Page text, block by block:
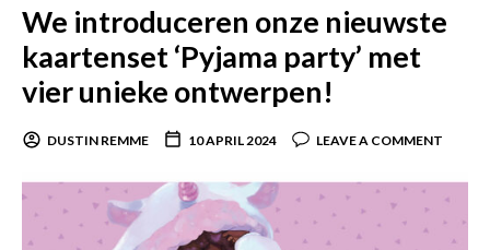
We introduceren onze nieuwste
kaartenset ‘Pyjama party’ met
vier unieke ontwerpen!
DUSTIN REMME 10 APRIL 2024 LEAVE A COMMENT